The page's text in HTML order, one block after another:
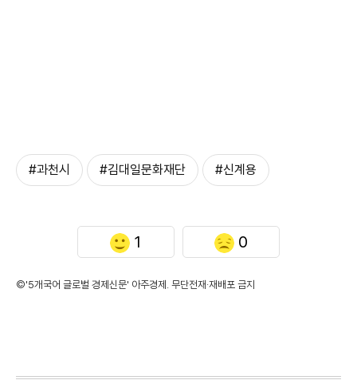
#과천시 #김대일문화재단 #신계용
1 0
©'5개국어 글로벌 경제신문' 아주경제. 무단전재·재배포 금지